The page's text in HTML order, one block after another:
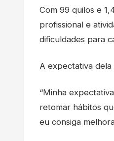
Com 99 quilos e
profissional e
dificuldades para
A expectativa
“Minha
retomar hábitos
eu consiga